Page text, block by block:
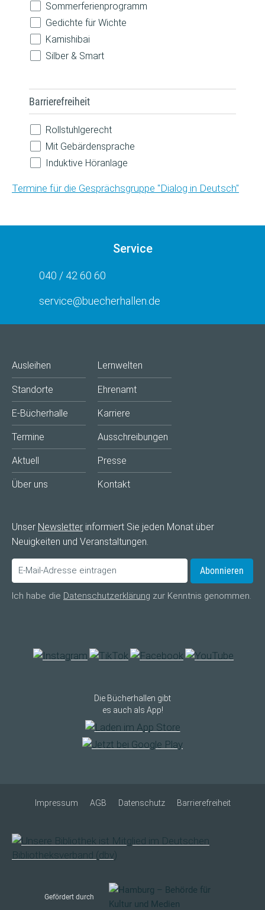
Sommerferienprogramm
Gedichte für Wichte
Kamishibai
Silber & Smart
Barrierefreiheit
Rollstuhlgerecht
Mit Gebärdensprache
Induktive Höranlage
Termine für die Gesprächsgruppe "Dialog in Deutsch"
Service
040 / 42 60 60
service@buecherhallen.de
Ausleihen
Standorte
E-Bücherhalle
Termine
Aktuell
Über uns
Lernwelten
Ehrenamt
Karriere
Ausschreibungen
Presse
Kontakt
Unser Newsletter informiert Sie jeden Monat über
Neuigkeiten und Veranstaltungen.
Abonnieren
Ich habe die Datenschutzerklärung zur Kenntnis genommen.
Die Bücherhallen gibt
es auch als App!
Impressum AGB Datenschutz Barrierefreiheit
Gefördert durch